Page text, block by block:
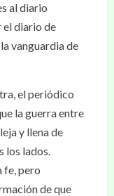
al diario
diario de
vanguardia de
el periódico
la guerra entre
y llena de
los lados.
fe, pero
de que